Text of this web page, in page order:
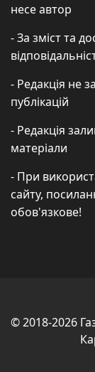
несе автор
- За зміст та
- Редакція не
публікацій
- Редакція
матеріали
- При
сайту,
обов'язкове!
© 2018-2026